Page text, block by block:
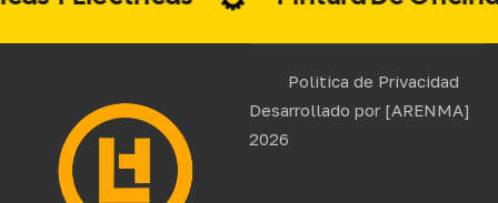
Politica de Privacidad
Desarrollado por [ARENMA]
2026